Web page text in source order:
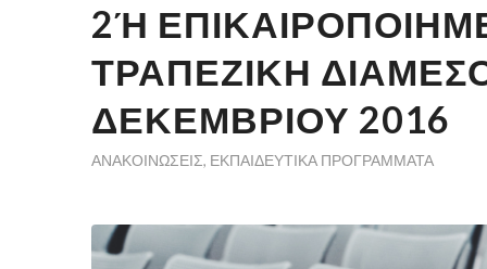
2Ή
ΡΑΠΕΖΙΚΉ
ΕΚΕΜΒΡΊΟΥ 2016
ΑΝΑΚΟΙΝΏΣΕΙΣ, ΕΚΠΑΙΔΕΥΤΙΚΆ ΠΡΟΓΡΆΜΜΑΤΑ